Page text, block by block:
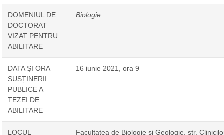
DOMENIUL DE
DOCTORAT
VIZAT PENTRU
ABILITARE
Biologie
DATA ȘI ORA
SUSȚINERII
PUBLICE A
TEZEI DE
ABILITARE
16 iunie 2021, ora 9
LOCUL
Facultatea de Biologie și Geologie, str.